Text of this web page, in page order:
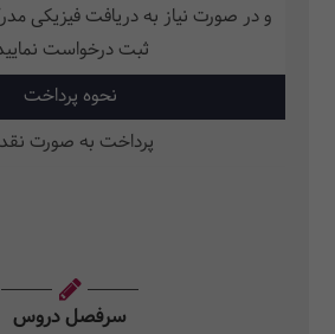
و در صورت نیاز به دریافت فیزیکی
ثبت‌ درخواست
نحوه پرداخت
پرداخت به صورت
سرفصل دروس